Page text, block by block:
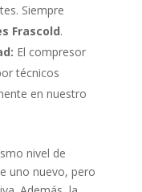
Siempre
Frascold.
El compresor
técnicos
en nuestro
nivel de
uno nuevo, pero